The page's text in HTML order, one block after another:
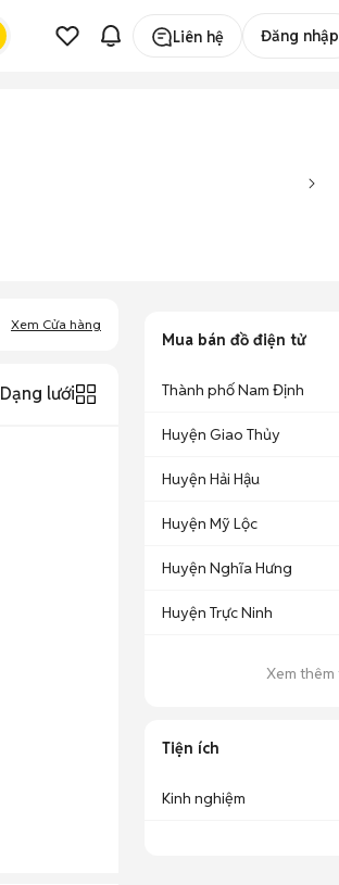
Liên hệ Đăng nhập
Xem Cửa hàng
Dạng lưới
Mua bán đồ điện tử
Thành phố Nam Định
Huyện Giao Thủy
Huyện Hải Hậu
Huyện Mỹ Lộc
Huyện Nghĩa Hưng
Huyện Trực Ninh
Xem thêm
Tiện ích
Kinh nghiệm